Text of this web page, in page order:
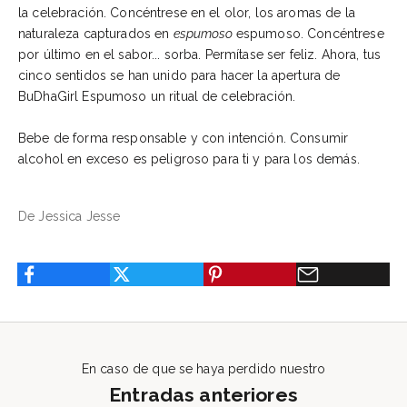
la celebración. Concéntrese en el olor, los aromas de la
naturaleza capturados en espumoso espumoso. Concéntrese
por último en el sabor... sorba. Permítase ser feliz. Ahora, tus
cinco sentidos se han unido para hacer la apertura de
BuDhaGirl Espumoso un ritual de celebración.
Bebe de forma responsable y con intención. Consumir
alcohol en exceso es peligroso para ti y para los demás.
De Jessica Jesse
En caso de que se haya perdido nuestro
Entradas anteriores